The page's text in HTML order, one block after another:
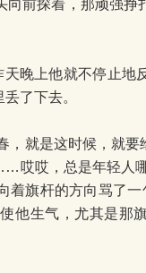
前探着，那顽强挣
上他就不停止地反
了下去。
就是这时候，就要
哎哎，总是年轻人
着旗杆的方向骂了
他生气，尤其是那